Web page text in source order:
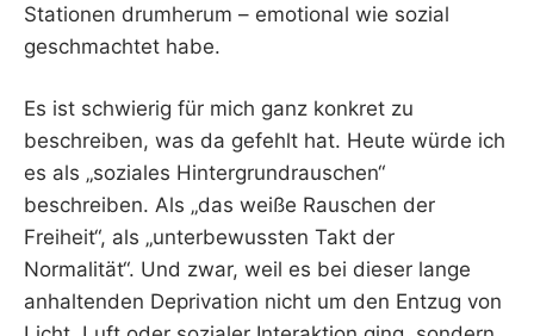
Stationen drumherum – emotional wie sozial
geschmachtet habe.
Es ist schwierig für mich ganz konkret zu
beschreiben, was da gefehlt hat. Heute würde ich
es als „soziales Hintergrundrauschen“
beschreiben. Als „das weiße Rauschen der
Freiheit“, als „unterbewussten Takt der
Normalität“. Und zwar, weil es bei dieser lange
anhaltenden Deprivation nicht um den Entzug von